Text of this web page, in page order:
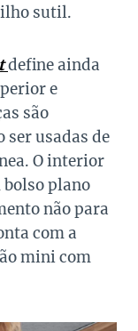
sutil.
define ainda
e
são
usadas de
O interior
bolso plano
não para
com a
mini com